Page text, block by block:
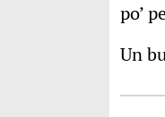
po’
Un